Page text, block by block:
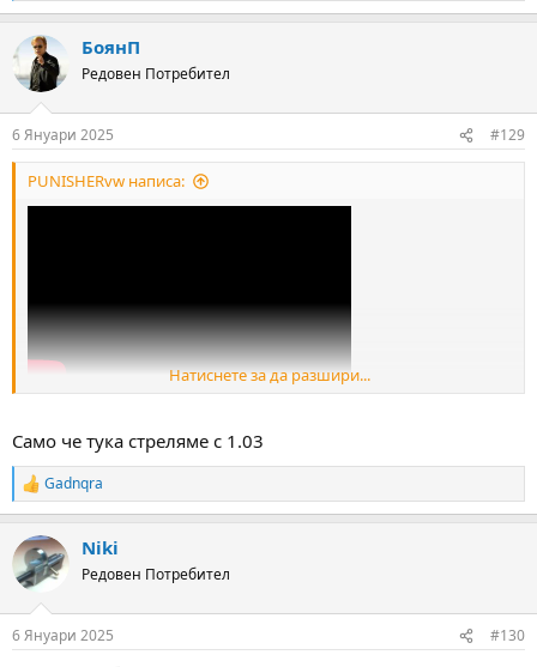
e
c
i
s
:
БоянП
Редовен Потребител
6 Януари 2025 #129
PUNISHERvw написа:
Ето го и хубен
Натиснете за да разшири...
Само че тука стреляме с 1.03
R
e
c
t
i
s
Gadnqra
Niki
Редовен Потребител
6 Януари 2025 #130